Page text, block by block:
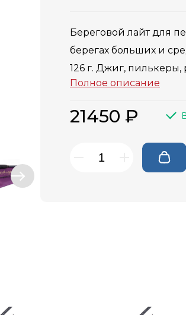
Береговой лайт для
берегах больших и
126 г. Джиг, пилькеры, разнесенные
оснастки. Выдающийся заброс и экстра-
Полное описание
21450 ₽